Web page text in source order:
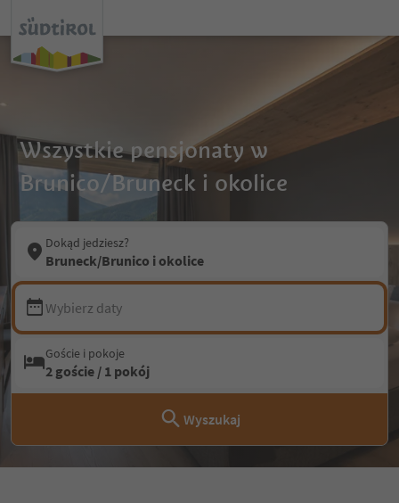
Wszystkie pensjonaty w
Brunico/Bruneck i okolice
Dokąd jedziesz?
Bruneck/Brunico i okolice
Wybierz daty
Goście i pokoje
2 goście / 1 pokój
Wyszukaj